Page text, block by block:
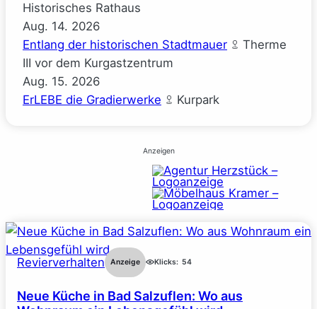
Historisches Rathaus
Aug. 14. 2026
Entlang der historischen Stadtmauer
Therme
III vor dem Kurgastzentrum
Aug. 15. 2026
ErLEBE die Gradierwerke
Kurpark
Anzeigen
Revierverhalten Anzeige Klicks: 54
Neue Küche in Bad Salzuflen: Wo aus